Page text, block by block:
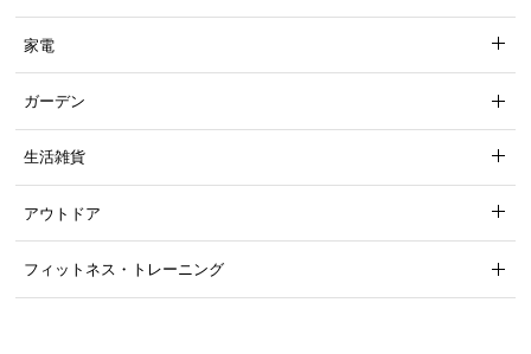
家電
ガーデン
生活雑貨
アウトドア
フィットネス・トレーニング